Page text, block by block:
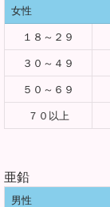
女性
１８～２９
３０～４９
５０～６９
７０以上
亜鉛
男性